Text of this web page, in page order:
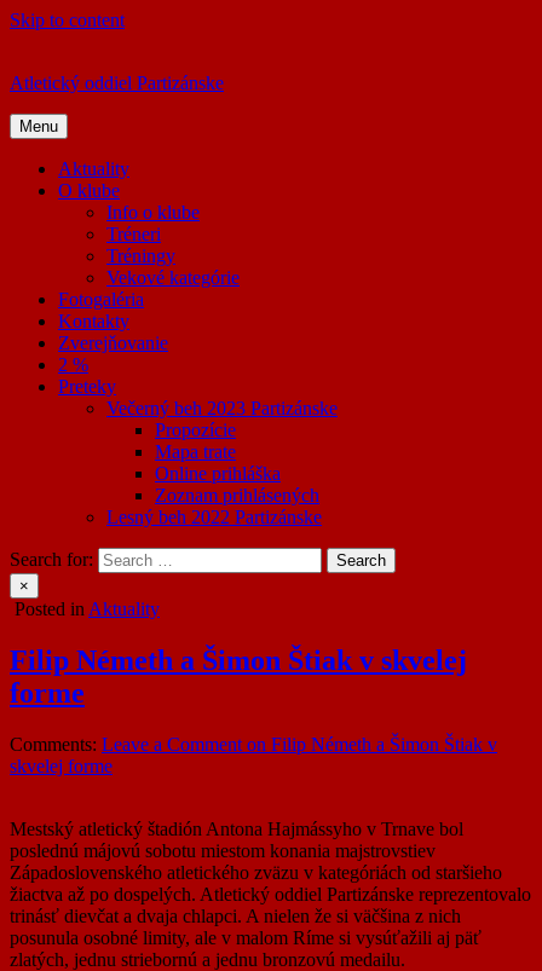
Skip to content
Atletický oddiel Partizánske
Menu
Aktuality
O klube
Info o klube
Tréneri
Tréningy
Vekové kategórie
Fotogaléria
Kontakty
Zverejňovanie
2 %
Preteky
Večerný beh 2023 Partizánske
Propozície
Mapa trate
Online prihláška
Zoznam prihlásených
Lesný beh 2022 Partizánske
Search for:
×
Posted in Aktuality
Filip Németh a Šimon Štiak v skvelej
forme
Comments: Leave a Comment on Filip Németh a Šimon Štiak v
skvelej forme
Mestský atletický štadión Antona Hajmássyho v Trnave bol
poslednú májovú sobotu miestom konania majstrovstiev
Západoslovenského atletického zväzu v kategóriách od staršieho
žiactva až po dospelých. Atletický oddiel Partizánske reprezentovalo
trinásť dievčat a dvaja chlapci. A nielen že si väčšina z nich
posunula osobné limity, ale v malom Ríme si vysúťažili aj päť
zlatých, jednu striebornú a jednu bronzovú medailu.